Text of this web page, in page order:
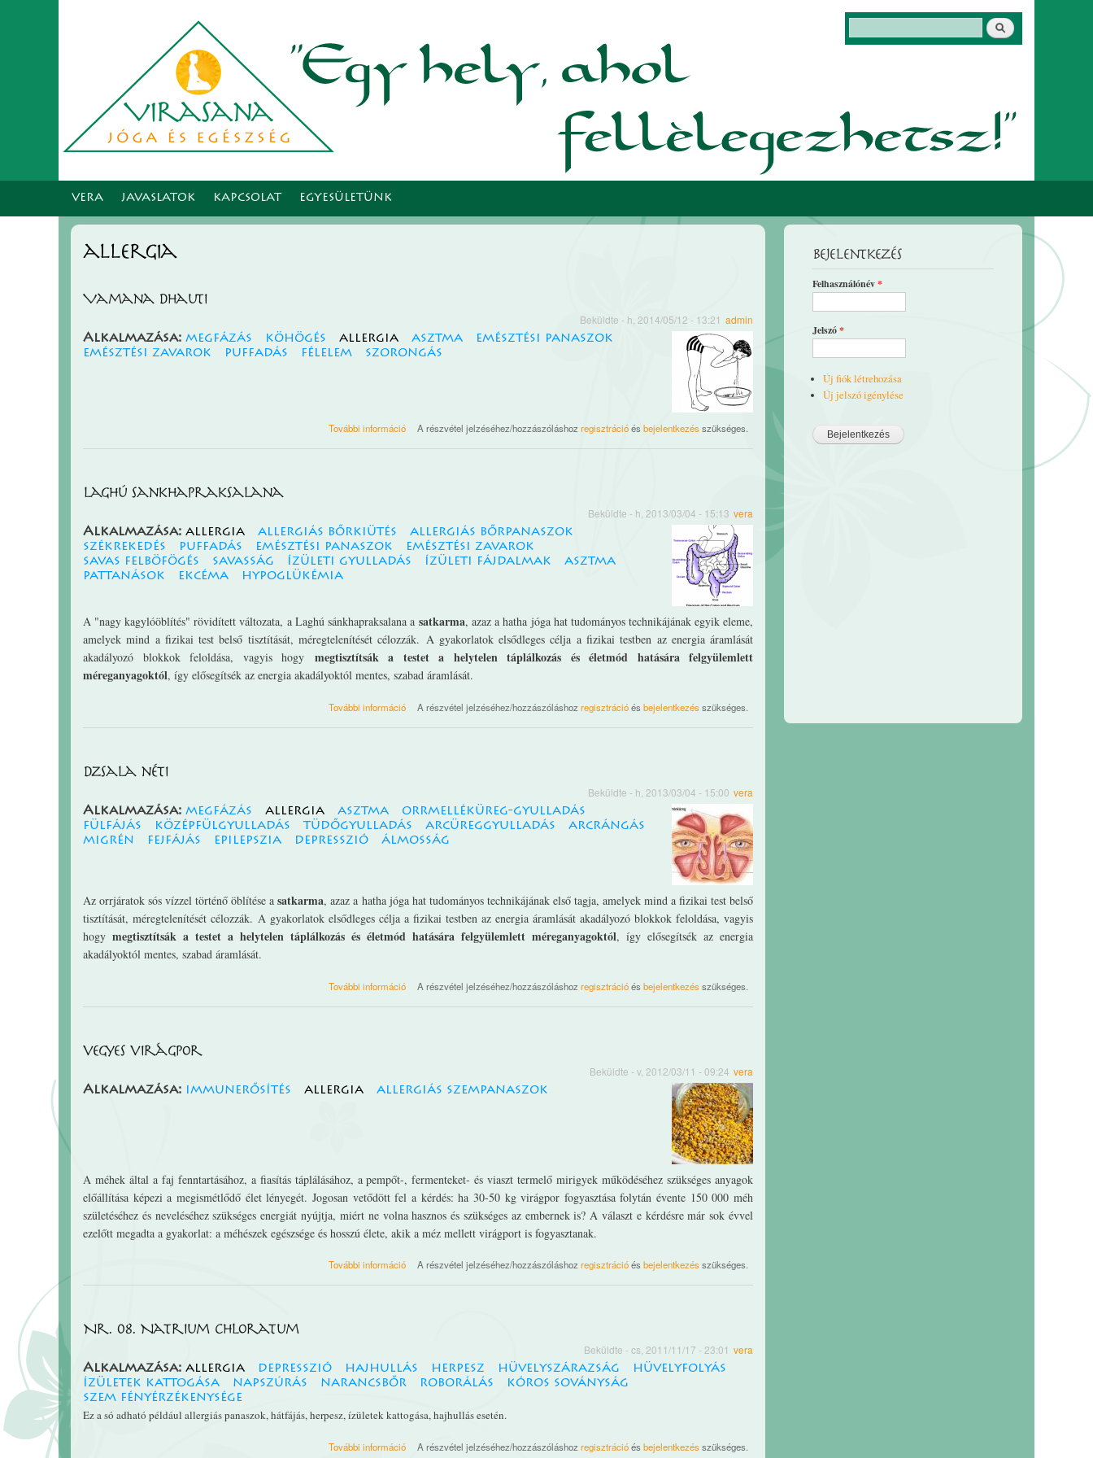
Keresés
VERA JAVASLATOK KAPCSOLAT EGYESÜLETÜNK
allergia
Vamana dhauti
Beküldte admin
- h, 2014/05/12 - 13:21
Alkalmazása: megfázás köhögés allergia asztma
emésztési panaszok
emésztési zavarok
puffadás félelem szorongás
További információVamana dhauti tartalommal kapcsolatosan
A részvétel jelzéséhez/hozzászóláshozregisztrációésbejelentkezésszükséges.
Laghú sankhapraksalana
Beküldte vera
- h, 2013/03/04 - 15:13
Alkalmazása: allergia allergiás bőrkiütés
allergiás bőrpanaszok
székrekedés
puffadás emésztési panaszok
emésztési zavarok
savas felböfögés
savasság ízületi gyulladás ízületi fájdalmak
asztma
pattanások
ekcéma hypoglükémia
A "nagy kagylóöblítés" rövidített változata, a Laghú sánkhapraksalana asatkarma, azaz a hatha jóga hat tudományos technikájának egyik eleme,
amelyek mind a fizikai test belső tisztítását, méregtelenítését célozzák. A gyakorlatok elsődleges célja a fizikai testben az energia áramlását
akadályozó blokkok feloldása, vagyis hogy megtisztítsák a testet a helytelen táplálkozás és életmód hatására felgyülemlett
méreganyagoktól, így elősegítsék az energia akadályoktól mentes, szabad áramlását.
További információLaghú sankhapraksalana tartalommal kapcsolatosan
A részvétel jelzéséhez/hozzászóláshozregisztrációésbejelentkezésszükséges.
Dzsala néti
Beküldte vera
- h, 2013/03/04 - 15:00
Alkalmazása: megfázás allergia asztma
orrmelléküreg-gyulladás
fülfájás
középfülgyulladás tüdőgyulladás arcüreggyulladás
arcrángás
migrén
fejfájás epilepszia depresszió álmosság
Az orrjáratok sós vízzel történő öblítése asatkarma, azaz a hatha jóga hat tudományos technikájának első tagja, amelyek mind a fizikai test belső
tisztítását, méregtelenítését célozzák. A gyakorlatok elsődleges célja a fizikai testben az energia áramlását akadályozó blokkok feloldása, vagyis
hogymegtisztítsák a testet a helytelen táplálkozás és életmód hatására felgyülemlett méreganyagoktól, így elősegítsék az energia
akadályoktól mentes, szabad áramlását.
További információDzsala néti tartalommal kapcsolatosan
A részvétel jelzéséhez/hozzászóláshozregisztrációésbejelentkezésszükséges.
vegyes virágpor
Beküldte vera
- v, 2012/03/11 - 09:24
Alkalmazása: immunerősítés allergia allergiás szempanaszok
A méhek által a faj fenntartásához, a fiasítás táplálásához, a pempőt-, fermenteket- és viaszt termelő mirigyek működéséhez szükséges anyagok
előállítása képezi a megismétlődő élet lényegét. Jogosan vetődött fel a kérdés: ha 30-50 kg virágpor fogyasztása folytán évente 150 000 méh
születéséhez és neveléséhez szükséges energiát nyújtja, miért ne volna hasznos és szükséges az embernek is? A választ e kérdésre már sok évvel
ezelőtt megadta a gyakorlat: a méhészek egészsége és hosszú élete, akik a méz mellett virágport is fogyasztanak.
További információvegyes virágpor tartalommal kapcsolatosan
A részvétel jelzéséhez/hozzászóláshozregisztrációésbejelentkezésszükséges.
Nr. 08. Natrium chloratum
Beküldte vera
- cs, 2011/11/17 - 23:01
Alkalmazása: allergia depresszió hajhullás herpesz hüvelyszárazság
hüvelyfolyás
ízületek kattogása
napszúrás narancsbőr roborálás
kóros soványság
szem fényérzékenysége
Ez a só adható például allergiás panaszok, hátfájás, herpesz, ízületek kattogása, hajhullás esetén.
További információNr. 08. Natrium chloratum tartalommal kapcsolatosan
A részvétel jelzéséhez/hozzászóláshozregisztrációésbejelentkezésszükséges.
Bejelentkezés
Felhasználónév*
Jelszó*
Új fiók létrehozása
Új jelszó igénylése